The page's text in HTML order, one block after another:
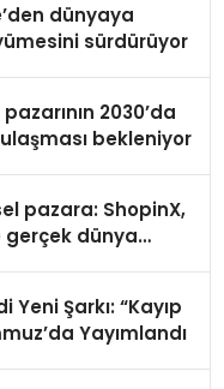
dünyaya
sürdürüyor
2030’da
bekleniyor
pazara: ShopinX,
dünya
Yeni Şarkı: “Kayıp
Yayımlandı